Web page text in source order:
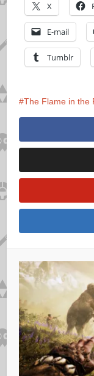
X
E-mail
Tumblr
The Flame in the